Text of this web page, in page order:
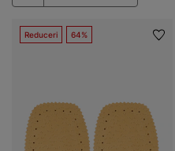
Reduceri 64%